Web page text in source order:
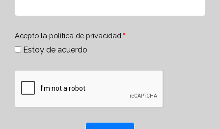
Acepto la política de privacidad
Estoy de acuerdo